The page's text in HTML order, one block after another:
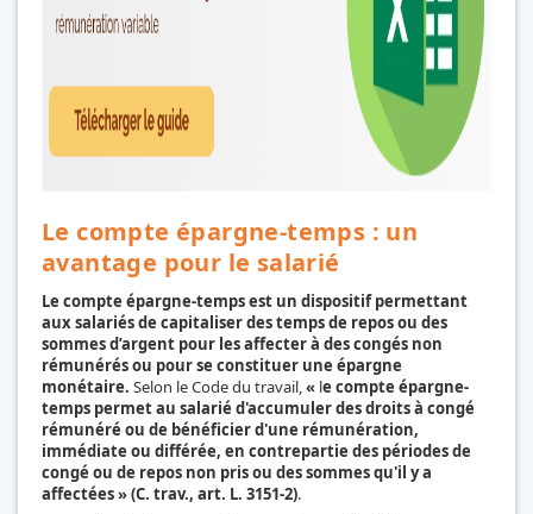
Le compte épargne-temps : un
avantage pour le salarié
Le compte épargne-temps est un dispositif permettant
aux salariés de capitaliser des temps de repos ou des
sommes d’argent pour les affecter à des congés non
rémunérés ou pour se constituer une épargne
monétaire. Selon le Code du travail,« le compte épargne-
temps permet au salarié d'accumuler des droits à congé
rémunéré ou de bénéficier d'une rémunération,
immédiate ou différée, en contrepartie des périodes de
congé ou de repos non pris ou des sommes qu'il y a
affectées » (C. trav., art. L. 3151-2).